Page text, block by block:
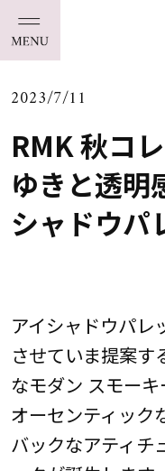
2023/7/11
RMK 秋コ
ゆきと透明
シャドウパ
アイシャドウパレ
させていま提案す
なモダン スモーキ
オーセンティック
バックなアティチ